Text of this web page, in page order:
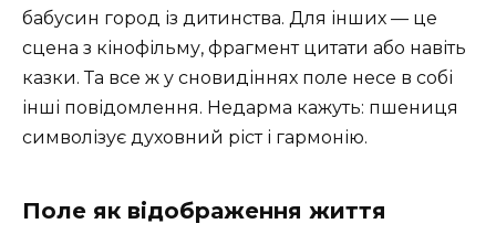
бабусин город із дитинства. Для інших — це
сцена з кінофільму, фрагмент цитати або навіть
казки. Та все ж у сновидіннях поле несе в собі
інші повідомлення. Недарма кажуть: пшениця
символізує духовний ріст і гармонію.
Поле як відображення життя